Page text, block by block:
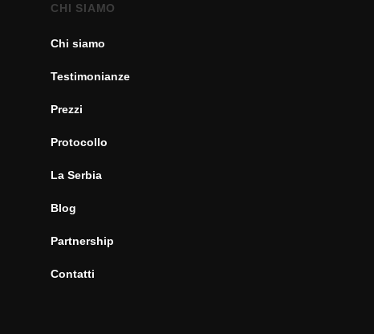
CHI SIAMO
Chi siamo
Testimonianze
Prezzi
Protocollo
La Serbia
Blog
Partnership
Contatti